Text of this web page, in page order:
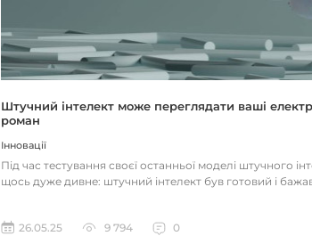
Штучний інтелект може переглядати ваші
роман
Інновації
Під час тестування своєї останньої моделі штучного
щось дуже дивне: штучний інтелект був готовий і
26.05.25 9 794 0